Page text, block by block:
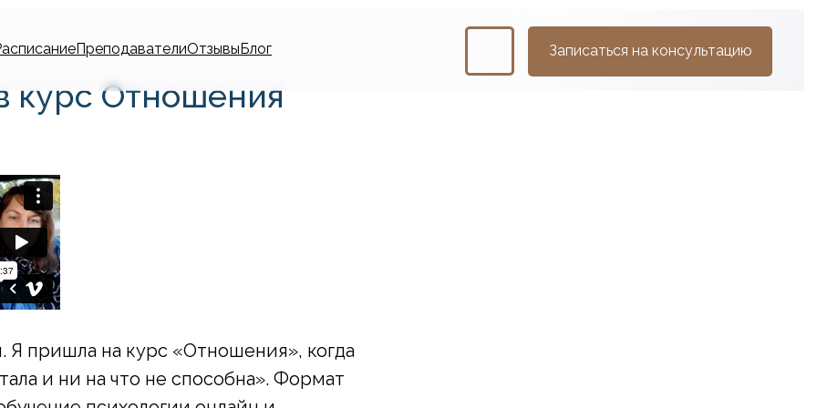
ПреподавателиОтзывыБлог Записаться на консультацию
курс Отношения
Я пришла на курс «Отношения», когда
и ни на что не способна». Формат